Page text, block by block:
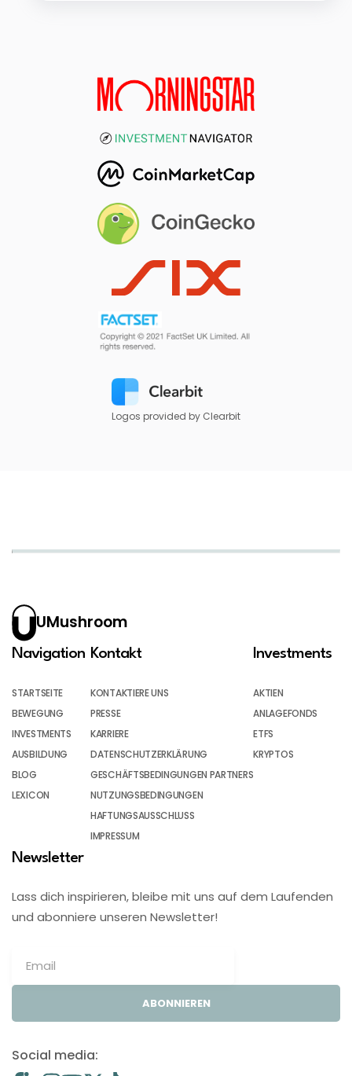
Logos provided by Clearbit
UMushroom
Navigation
STARTSEITE
BEWEGUNG
INVESTMENTS
AUSBILDUNG
BLOG
LEXICON
Kontakt
KONTAKTIERE UNS
PRESSE
KARRIERE
DATENSCHUTZERKLÄRUNG
GESCHÄFTSBEDINGUNGEN PARTNERS
NUTZUNGSBEDINGUNGEN
HAFTUNGSAUSSCHLUSS
IMPRESSUM
Investments
AKTIEN
ANLAGEFONDS
ETFS
KRYPTOS
Newsletter
Lass dich inspirieren, bleibe mit uns auf dem Laufenden
und abonniere unseren Newsletter!
ABONNIEREN
Social media: